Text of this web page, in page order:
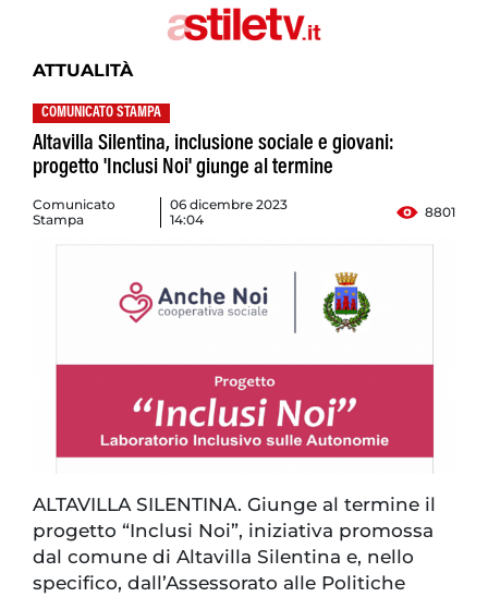
ATTUALITÀ
COMUNICATO STAMPA
Altavilla Silentina, inclusione sociale e giovani:
progetto 'Inclusi Noi' giunge al termine
Comunicato
Stampa
06 dicembre 2023
14:04
8801
ALTAVILLA SILENTINA. Giunge al termine il
progetto “Inclusi Noi”, iniziativa promossa
dal comune di Altavilla Silentina e, nello
specifico, dall’Assessorato alle Politiche